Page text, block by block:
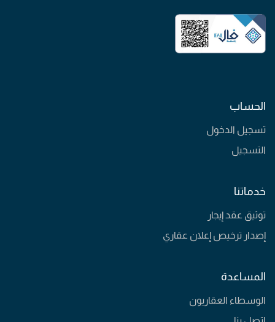
الحساب
تسجيل الدخول
التسجيل
خدماتنا
توثيق عقد إيجار
إصدار ترخيص إعلان عقاري
المساعدة
الوسطاء العقاريون